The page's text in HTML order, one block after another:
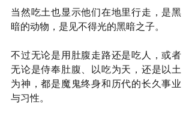
当然吃土也显示他们在地里行走，是黑
暗的动物，是见不得光的黑暗之子。
不过无论是用肚腹走路还是吃人，或者
无论是侍奉肚腹、以吃为天，还是以土
为神，都是魔鬼终身和历代的长久事业
与习性。